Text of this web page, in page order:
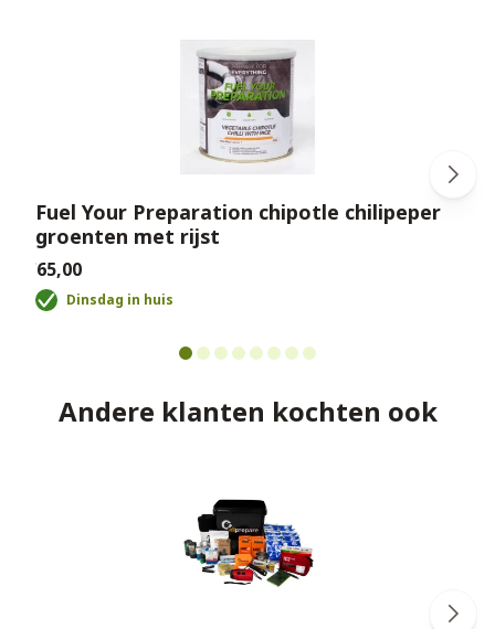
Fuel Your Preparation chipotle chilipeper
groenten met rijst
€65,00
Dinsdag in huis
Andere klanten kochten ook